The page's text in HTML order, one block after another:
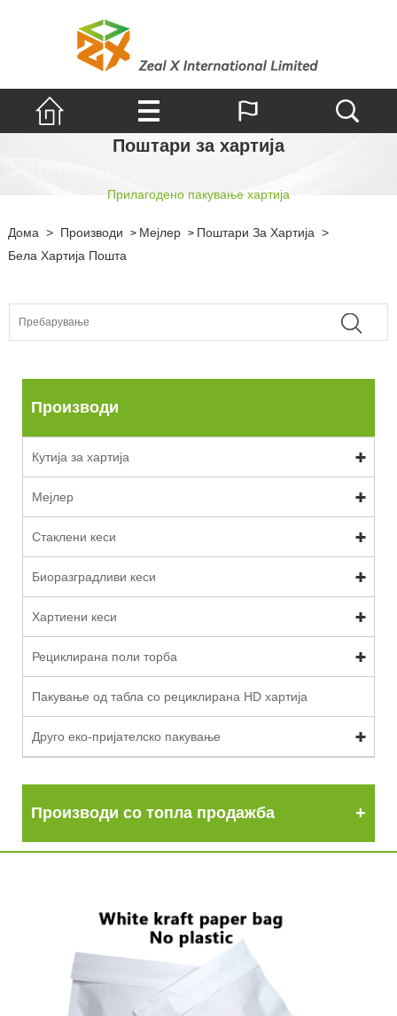
Поштари за хартија
Прилагодено пакување хартија
Дома > Производи > Мејлер > Поштари За Хартија >
Бела Хартија Пошта
Производи
Кутија за хартија
Мејлер
Стаклени кеси
Биоразградливи кеси
Хартиени кеси
Рециклирана поли торба
Пакување од табла со рециклирана HD хартија
Друго еко-пријателско пакување
Производи со топла продажба